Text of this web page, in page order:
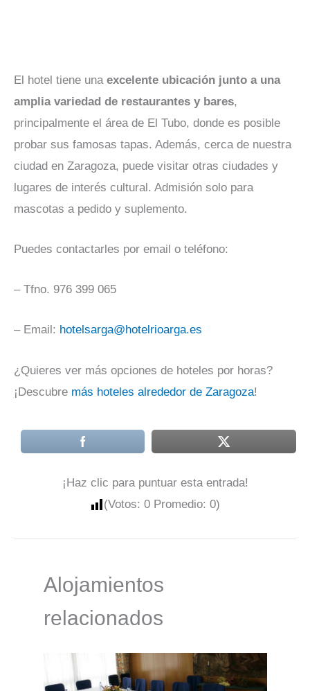
El hotel tiene una excelente ubicación junto a una
amplia variedad de restaurantes y bares,
principalmente el área de El Tubo, donde es posible
probar sus famosas tapas. Además, cerca de nuestra
ciudad en Zaragoza, puede visitar otras ciudades y
lugares de interés cultural. Admisión solo para
mascotas a pedido y suplemento.
Puedes contactarles por email o teléfono:
– Tfno. 976 399 065
– Email: hotelsarga@hotelrioarga.es
¿Quieres ver más opciones de hoteles por horas?
¡Descubre más hoteles alrededor de Zaragoza!
¡Haz clic para puntuar esta entrada!
(Votos: 0 Promedio: 0)
Alojamientos
relacionados